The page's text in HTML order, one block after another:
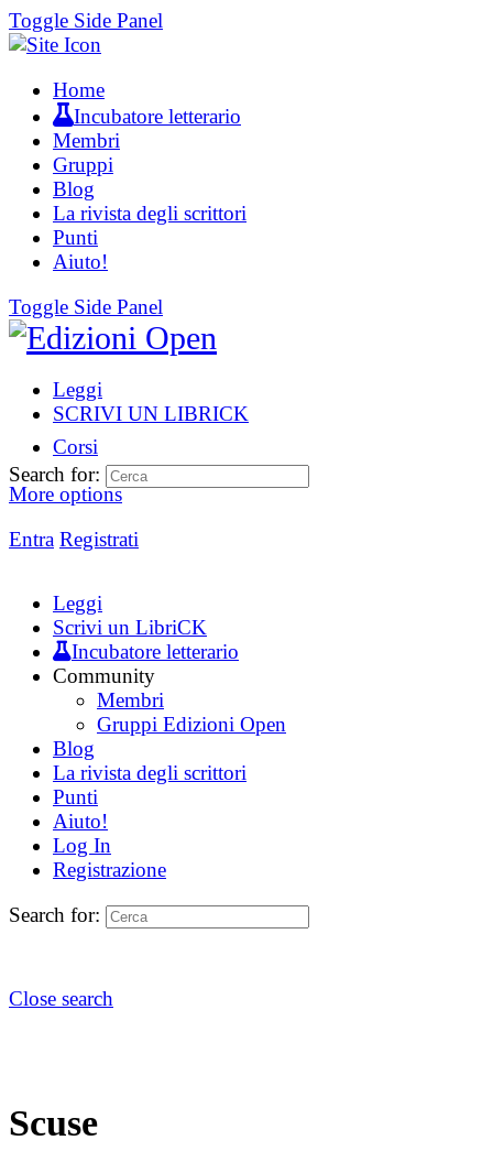
Toggle Side Panel
Home
Incubatore letterario
Membri
Gruppi
Blog
La rivista degli scrittori
Punti
Aiuto!
Toggle Side Panel
Leggi
SCRIVI UN LIBRICK
Corsi
More options
Entra Registrati
Search for:
Leggi
Scrivi un LibriCK
Incubatore letterario
Community
Membri
Gruppi Edizioni Open
Blog
La rivista degli scrittori
Punti
Aiuto!
Log In
Registrazione
Search for:
Close search
Scuse